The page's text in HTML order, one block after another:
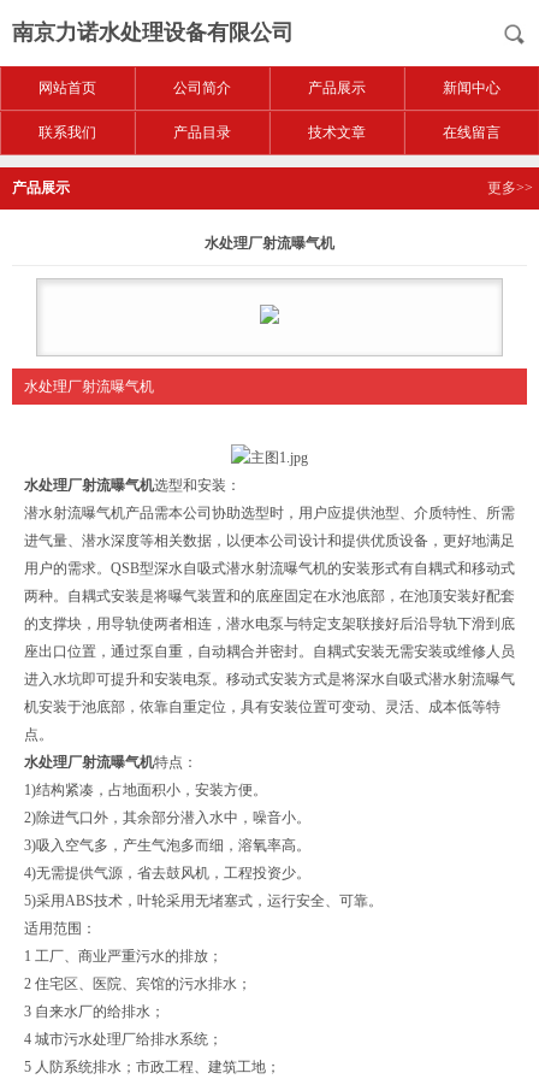
南京力诺水处理设备有限公司
网站首页 公司简介 产品展示 新闻中心
联系我们 产品目录 技术文章 在线留言
产品展示 更多>>
水处理厂射流曝气机
水处理厂射流曝气机
水处理厂射流曝气机选型和安装：
潜水射流曝气机产品需本公司协助选型时，用户应提供池型、介质特性、所需
进气量、潜水深度等相关数据，以便本公司设计和提供优质设备，更好地满足
用户的需求。QSB型深水自吸式潜水射流曝气机的安装形式有自耦式和移动式
两种。自耦式安装是将曝气装置和的底座固定在水池底部，在池顶安装好配套
的支撑块，用导轨使两者相连，潜水电泵与特定支架联接好后沿导轨下滑到底
座出口位置，通过泵自重，自动耦合并密封。自耦式安装无需安装或维修人员
进入水坑即可提升和安装电泵。移动式安装方式是将深水自吸式潜水射流曝气
机安装于池底部，依靠自重定位，具有安装位置可变动、灵活、成本低等特
点。
水处理厂射流曝气机特点：
1)结构紧凑，占地面积小，安装方便。
2)除进气口外，其余部分潜入水中，噪音小。
3)吸入空气多，产生气泡多而细，溶氧率高。
4)无需提供气源，省去鼓风机，工程投资少。
5)采用ABS技术，叶轮采用无堵塞式，运行安全、可靠。
适用范围：
1 工厂、商业严重污水的排放；
2 住宅区、医院、宾馆的污水排水；
3 自来水厂的给排水；
4 城市污水处理厂给排水系统；
5 人防系统排水；市政工程、建筑工地；